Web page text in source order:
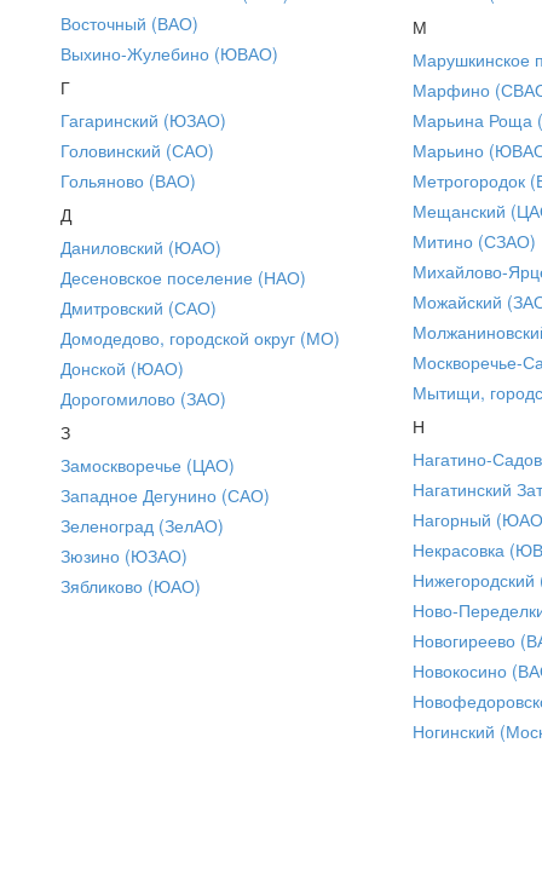
Восточный (ВАО)
Выхино-Жулебино (ЮВАО)
Г
Гагаринский (ЮЗАО)
Головинский (САО)
Гольяново (ВАО)
Д
Даниловский (ЮАО)
Десеновское поселение (НАО)
Дмитровский (САО)
Домодедово, городской округ (МО)
Донской (ЮАО)
Дорогомилово (ЗАО)
З
Замоскворечье (ЦАО)
Западное Дегунино (САО)
Зеленоград (ЗелАО)
Зюзино (ЮЗАО)
Зябликово (ЮАО)
М
Марушкинское
Марфино
Марьина Роща
Марьино
Метрогородок
Мещанский
Митино (СЗАО)
Михайлово-
Можайский
Москворечье-
Мытищи,
Н
Нагатино-
Нагатинский
Нагорный
Некрасовка
Ново-
Новогиреево
Новокосино
Ногинский